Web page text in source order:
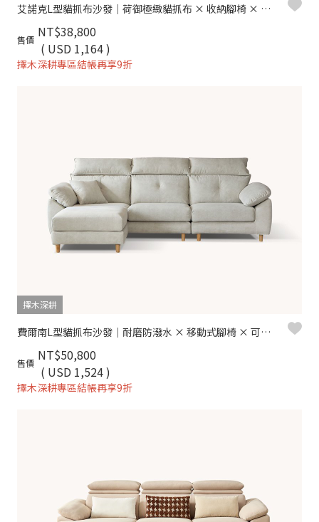
艾諾克L型貓抓布沙發｜荷御極緻貓抓布 × 收納腳椅 × 可拆洗布套 – 擇木深耕
售價 NT$38,800
( USD 1,164 )
擇木深耕專區結帳再享9折
擇木深耕
費爾南L型貓抓布沙發｜耐磨防潑水 × 移動式腳椅 × 可拆洗布套 – 擇木深耕
售價 NT$50,800
( USD 1,524 )
擇木深耕專區結帳再享9折